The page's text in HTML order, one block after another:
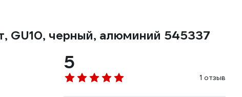
GU10, черный, алюминий 545337
5
1 отзыв